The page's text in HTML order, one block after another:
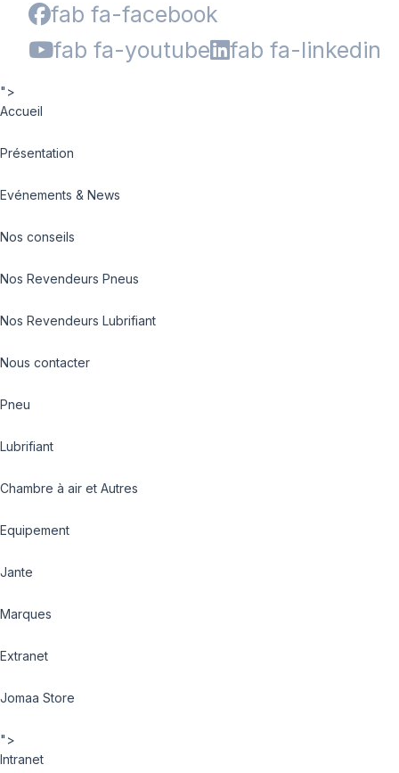
fab fa-facebook
fab fa-youtube
fab fa-linkedin
">
Accueil
Présentation
Evénements & News
Nos conseils
Nos Revendeurs Pneus
Nos Revendeurs Lubrifiant
Nous contacter
Pneu
Lubrifiant
Chambre à air et Autres
Equipement
Jante
Marques
Extranet
Jomaa Store
">
Intranet